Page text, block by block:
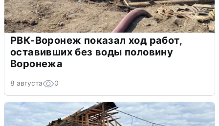
РВК-Воронеж показал ход работ,
оставивших без воды половину
Воронежа
8 августа 0